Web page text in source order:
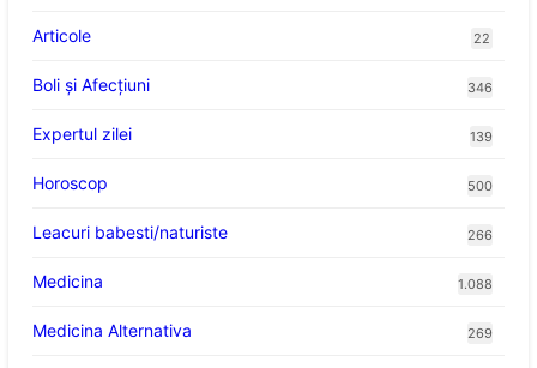
Articole 22
Boli și Afecțiuni 346
Expertul zilei 139
Horoscop 500
Leacuri babesti/naturiste 266
Medicina 1.088
Medicina Alternativa 269